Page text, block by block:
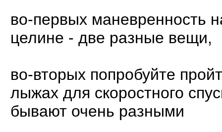
во-первых маневренность
целине - две разные вещи,
во-вторых попробуйте
лыжах для скоростного
бывают очень разными